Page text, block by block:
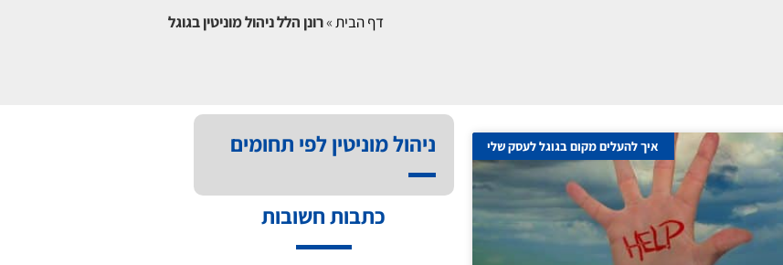
דף הבית»רונן הלל ניהול מוניטין בגוגל
איך להעלים מקום בגוגל לעסק שלי ניהול מוניטין לפי תחומים
כתבות חשובות